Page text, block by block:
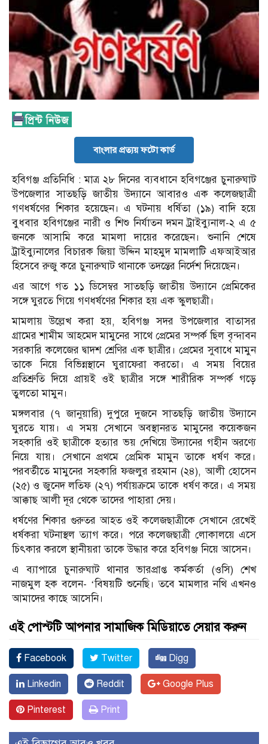
বাংলার প্রত্যয় ফটো কার্ড
হবিগঞ্জ প্রতিনিধি : মাত্র ২৮ দিনের ব্যবধানে হবিগঞ্জের চুনারুঘাট
উপজেলার সাতছড়ি জাতীয় উদ্যানে আবারও এক কলেজছাত্রী
গণধর্ষণের শিকার হয়েছেন। এ ঘটনায় ধর্ষিতা (১৯) বাদি হয়ে
বুধবার হবিগঞ্জের নারী ও শিশু নির্যাতন দমন ট্রাইব্যুনাল-২ এ ৫
জনকে আসামি করে মামলা দায়ের করেছেন। শুনানি শেষে
ট্রাইব্যুনালের বিচারক জিয়া উদ্দিন মাহমুদ মামলাটি এফআইআর
হিসেবে রুজু করে চুনারুঘাট থানাকে তদন্তের নির্দেশ দিয়েছেন।
এর আগে গত ১১ ডিসেম্বর সাতছড়ি জাতীয় উদ্যানে প্রেমিকের
সঙ্গে ঘুরতে গিয়ে গণধর্ষণের শিকার হয় এক স্কুলছাত্রী।
মামলায় উল্লেখ করা হয়, হবিগঞ্জ সদর উপজেলার বাতাসর
গ্রামের শামীম আহমেদ মামুনের সাথে প্রেমের সম্পর্ক ছিল বৃন্দাবন
সরকারি কলেজের দ্বাদশ শ্রেণির এক ছাত্রীর। প্রেমের সুবাধে মামুন
তাকে নিয়ে বিভিন্নস্থানে ঘুরাফেরা করতো। এ সময় বিয়ের
প্রতিশ্রুতি দিয়ে প্রায়ই ওই ছাত্রীর সঙ্গে শারীরিক সম্পর্ক গড়ে
তুলতো মামুন।
মঙ্গলবার (৭ জানুয়ারি) দুপুরে দুজনে সাতছড়ি জাতীয় উদ্যানে
ঘুরতে যায়। এ সময় সেখানে অবস্থানরত মামুনের কয়েকজন
সহকারি ওই ছাত্রীকে হত্যার ভয় দেখিয়ে উদ্যানের গহীন অরণ্যে
নিয়ে যায়। সেখানে প্রথমে প্রেমিক মামুন তাকে ধর্ষণ করে।
পরবর্তীতে মামুনের সহকারি ফজলুর রহমান (২৪), আলী হোসেন
(২৫) ও জুনেদ লতিফ (২৭) পর্যায়ক্রমে তাকে ধর্ষণ করে। এ সময়
আক্কাছ আলী দূর থেকে তাদের পাহারা দেয়।
ধর্ষণের শিকার গুরুতর আহত ওই কলেজছাত্রীকে সেখানে রেখেই
ধর্ষকরা ঘটনাস্থল ত্যাগ করে। পরে কলেজছাত্রী লোকালয়ে এসে
চিৎকার করলে স্থানীয়রা তাকে উদ্ধার করে হবিগঞ্জ নিয়ে আসেন।
এ ব্যাপারে চুনারুঘাট থানার ভারপ্রাপ্ত কর্মকর্তা (ওসি) শেখ
নাজমুল হক বলেন- ‘বিষয়টি শুনেছি। তবে মামলার নথি এখনও
আমাদের কাছে আসেনি।
এই পোস্টটি আপনার সামাজিক মিডিয়াতে সেয়ার করুন
Facebook Twitter Digg
Linkedin Reddit Google Plus
Pinterest Print